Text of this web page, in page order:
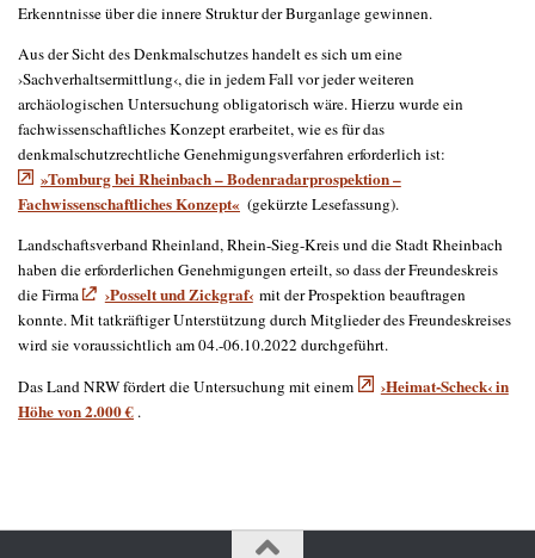
Erkenntnisse über die innere Struktur der Burganlage gewinnen.
Aus der Sicht des Denkmalschutzes handelt es sich um eine
›Sachverhaltsermittlung‹, die in jedem Fall vor jeder weiteren
archäologischen Untersuchung obligatorisch wäre. Hierzu wurde ein
fachwissenschaftliches Konzept erarbeitet, wie es für das
denkmalschutzrechtliche Genehmigungsverfahren erforderlich ist:
»Tomburg bei Rheinbach – Bodenradarprospektion –
Fachwissenschaftliches Konzept« (gekürzte Lesefassung).
Landschaftsverband Rheinland, Rhein-Sieg-Kreis und die Stadt Rheinbach
haben die erforderlichen Genehmigungen erteilt, so dass der Freundeskreis
die Firma
›Posselt und Zickgraf‹ mit der Prospektion beauftragen
konnte. Mit tatkräftiger Unterstützung durch Mitglieder des Freundeskreises
wird sie voraussichtlich am 04.-06.10.2022 durchgeführt.
Das Land NRW fördert die Untersuchung mit einem
›Heimat-Scheck‹ in
Höhe von 2.000 € .